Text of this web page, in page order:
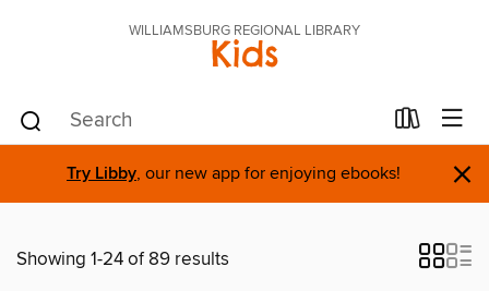
WILLIAMSBURG REGIONAL LIBRARY
Kids
Try Libby, our new app for enjoying ebooks! ×
Showing 1-24 of 89 results